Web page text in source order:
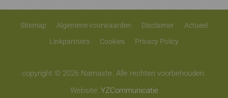
Sitemap Algemene voorwaarden Disclaimer
Actueel
Linkpartners
Cookies Privacy Policy
copyright © 2026 Namaste. Alle rechten voorbehouden.
Website: YZCommunicatie